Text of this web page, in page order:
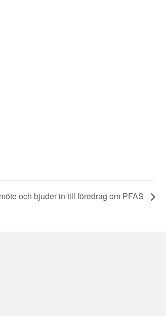
och bjuder in till föredrag om PFAS